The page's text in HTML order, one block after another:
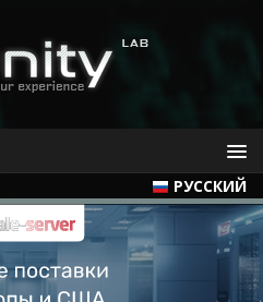
РУССКИЙ